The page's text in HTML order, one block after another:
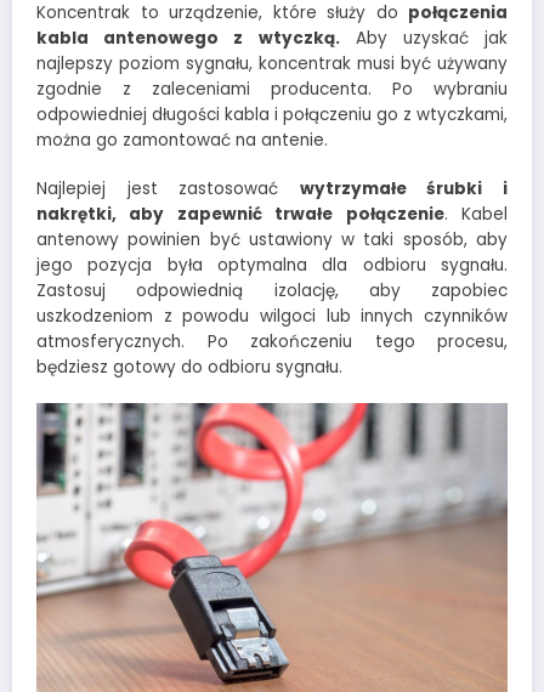
Koncentrak to urządzenie, które służy do połączenia
kabla antenowego z wtyczką.Aby uzyskać jak
najlepszy poziom sygnału, koncentrak musi być używany
zgodnie z zaleceniami producenta. Po wybraniu
odpowiedniej długości kabla i połączeniu go z wtyczkami,
można go zamontować na antenie.
Najlepiej jest zastosować wytrzymałe śrubki i
nakrętki, aby zapewnić trwałe połączenie. Kabel
antenowy powinien być ustawiony w taki sposób, aby
jego pozycja była optymalna dla odbioru sygnału.
Zastosuj odpowiednią izolację, aby zapobiec
uszkodzeniom z powodu wilgoci lub innych czynników
atmosferycznych. Po zakończeniu tego procesu,
będziesz gotowy do odbioru sygnału.